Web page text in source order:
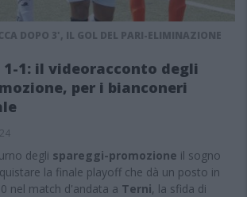
DOPO 3', IL GOL DEL PARI-ELIMINAZIONE
1-1: il videoracconto degli
per i bianconeri
degli spareggi-promozione il sogno
la finale playoff che dà un posto in
nel match d'andata a Terni, la sfida di